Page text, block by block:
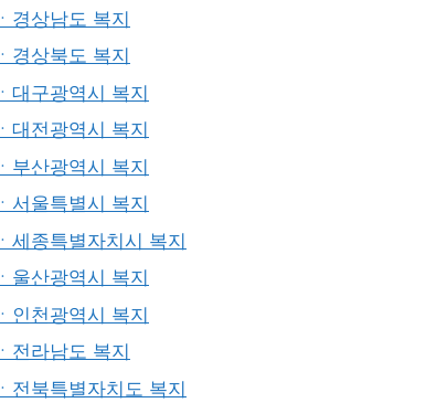
ㆍ경상남도 복지
ㆍ경상북도 복지
ㆍ대구광역시 복지
ㆍ대전광역시 복지
ㆍ부산광역시 복지
ㆍ서울특별시 복지
ㆍ세종특별자치시 복지
ㆍ울산광역시 복지
ㆍ인천광역시 복지
ㆍ전라남도 복지
ㆍ전북특별자치도 복지